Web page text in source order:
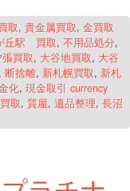
取, 貴金属買取, 金買取
丘駅 買取, 不用品処分,
張買取, 大谷地買取, 大谷
, 断捨離, 新札幌買取, 新札
化, 現金取引 currency
取, 質屋, 遺品整理, 長沼